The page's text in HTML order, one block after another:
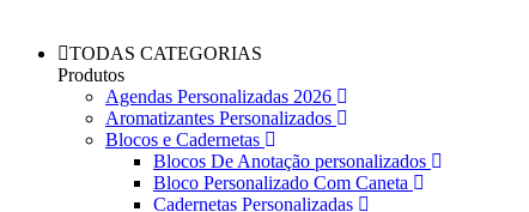
TODAS CATEGORIAS
Produtos
Agendas Personalizadas 2026
Aromatizantes Personalizados
Blocos e Cadernetas
Blocos De Anotação personalizados
Bloco Personalizado Com Caneta
Cadernetas Personalizadas